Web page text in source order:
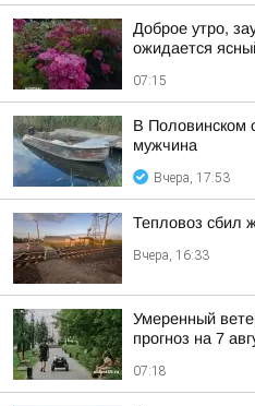
Доброе утро,
ожидается
07:15
В Половинском
мужчина
Вчера, 17:53
Тепловоз сбил
Вчера, 16:33
Умеренный
прогноз на 7
07:18